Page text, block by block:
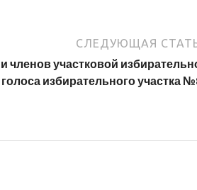
СЛЕДУЮЩАЯ
членов участковой
избирательного участка